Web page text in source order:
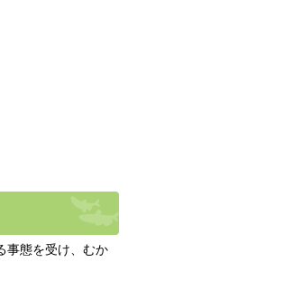
事態を受け、むか